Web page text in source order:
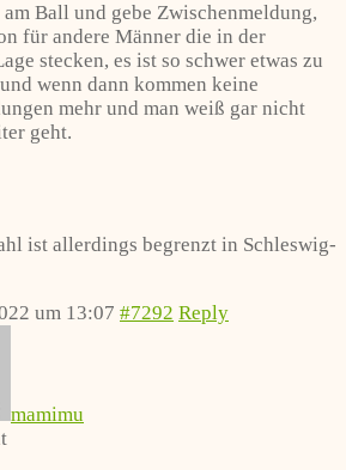
Ball und gebe Zwischenmeldung,
für andere Männer die in der
stecken, es ist so schwer etwas zu
wenn dann kommen keine
mehr und man weiß gar nicht
geht.
ist allerdings begrenzt in Schleswig-
um 13:07 #7292 Reply
mamimu